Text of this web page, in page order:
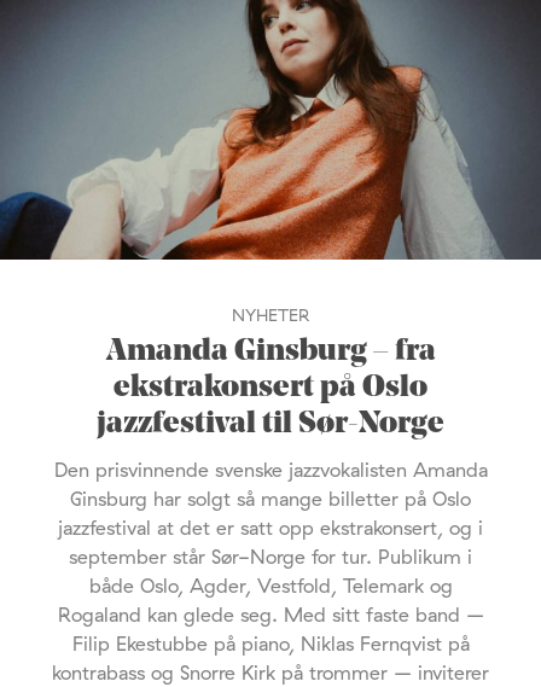
NYHETER
Amanda Ginsburg – fra
ekstrakonsert på Oslo
jazzfestival til Sør-Norge
Den prisvinnende svenske jazzvokalisten Amanda
Ginsburg har solgt så mange billetter på Oslo
jazzfestival at det er satt opp ekstrakonsert, og i
september står Sør-Norge for tur. Publikum i
både Oslo, Agder, Vestfold, Telemark og
Rogaland kan glede seg. Med sitt faste band –
Filip Ekestubbe på piano, Niklas Fernqvist på
kontrabass og Snorre Kirk på trommer – inviterer